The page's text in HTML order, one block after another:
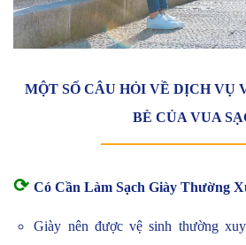
MỘT SỐ CÂU HỎI VỀ DỊCH VỤ
BÈ CỦA VUA
⟳ Có Cần Làm Sạch Giày Thường
Giày nên được vệ sinh thường